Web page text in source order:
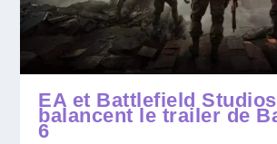
EA et Battlefield Studios
balancent le trailer de
6